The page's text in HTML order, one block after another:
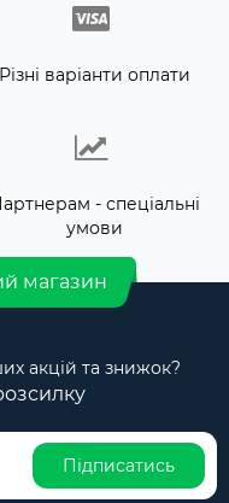
Різні варіанти оплати
- спеціальні
умови
магазин
акцій та знижок?
Підписатись